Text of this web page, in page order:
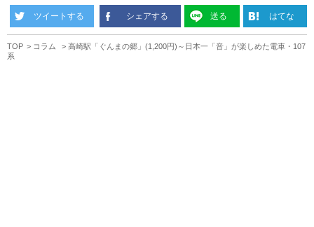
ツイートする シェアする 送る はてな
TOP コラム
高崎駅「ぐんまの郷」(1,200円)～日本一「音」が楽しめた電車・107
系